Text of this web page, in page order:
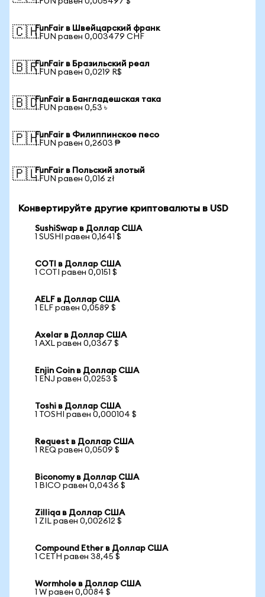
🇨🇭FunFair в Швейцарский франк
1 FUN равен 0,003479 CHF
🇧🇷FunFair в Бразильский реал
1 FUN равен 0,0219 R$
🇧🇩FunFair в Бангладешская така
1 FUN равен 0,53 ৳
🇵🇭FunFair в Филиппинское песо
1 FUN равен 0,2603 ₱
🇵🇱FunFair в Польский злотый
1 FUN равен 0,016 zł
Конвертируйте другие криптовалюты в USD
SushiSwap в Доллар США
1 SUSHI равен 0,1641 $
COTI в Доллар США
1 COTI равен 0,0151 $
AELF в Доллар США
1 ELF равен 0,0589 $
Axelar в Доллар США
1 AXL равен 0,0367 $
Enjin Coin в Доллар США
1 ENJ равен 0,0253 $
Toshi в Доллар США
1 TOSHI равен 0,000104 $
Request в Доллар США
1 REQ равен 0,0509 $
Biconomy в Доллар США
1 BICO равен 0,0436 $
Zilliqa в Доллар США
1 ZIL равен 0,002612 $
Compound Ether в Доллар США
1 CETH равен 38,45 $
Wormhole в Доллар США
1 W равен 0,0084 $